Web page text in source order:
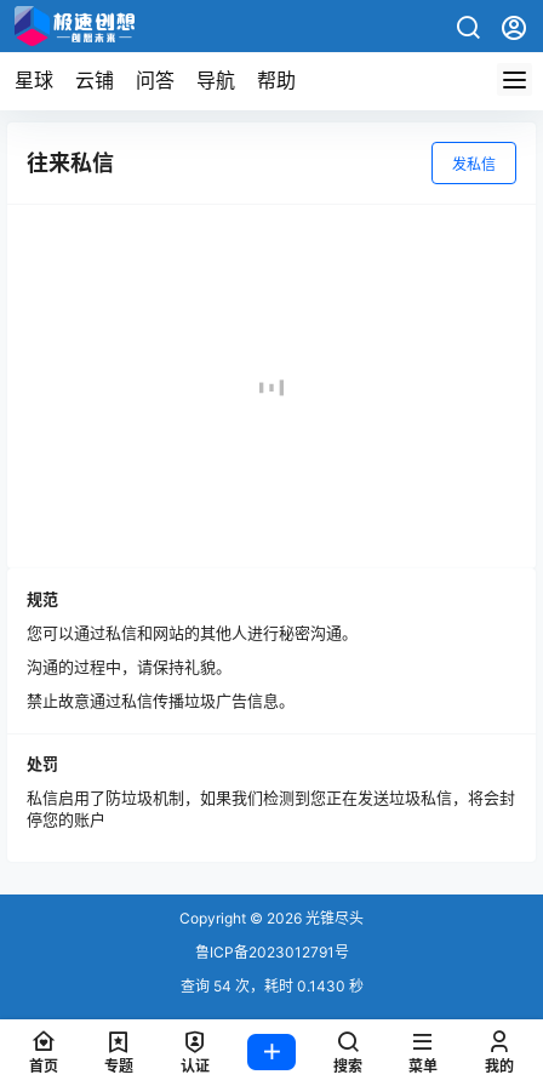
星球 云铺 问答 导航 帮助
往来私信 发私信
规范
您可以通过私信和网站的其他人进行秘密沟通。
沟通的过程中，请保持礼貌。
禁止故意通过私信传播垃圾广告信息。
处罚
私信启用了防垃圾机制，如果我们检测到您正在发送垃圾私信，将会封
停您的账户
Copyright © 2026 光锥尽头
鲁ICP备2023012791号
查询 54 次，耗时 0.1430 秒
首页 专题 认证 搜索 菜单 我的